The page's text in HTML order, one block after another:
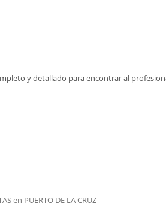
y detallado para encontrar al
en PUERTO DE LA CRUZ